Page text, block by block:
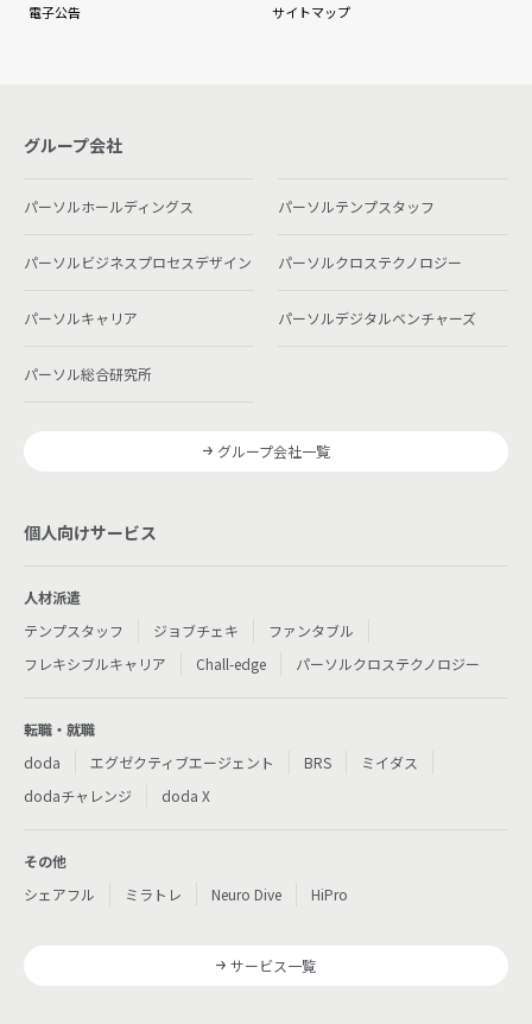
電子公告 サイトマップ
グループ会社
パーソルホールディングス パーソルテンプスタッフ
パーソルビジネスプロセスデザイン パーソルクロステクノロジー
パーソルキャリア パーソルデジタルベンチャーズ
パーソル総合研究所
グループ会社一覧
個人向けサービス
人材派遣
テンプスタッフ
ジョブチェキ
ファンタブル
フレキシブルキャリア
Chall-edge パーソルクロステクノロジー
転職・就職
doda
エグゼクティブエージェント BRS
ミイダス
dodaチャレンジ
doda X
その他
シェアフル
ミラトレ Neuro Dive HiPro
サービス一覧